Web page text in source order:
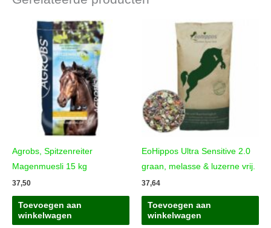
Agrobs, Spitzenreiter
Magenmuesli 15 kg
37,50
Toevoegen aan
winkelwagen
EoHippos Ultra Sensitive 2.0
graan, melasse & luzerne vrij.
37,64
Toevoegen aan
winkelwagen